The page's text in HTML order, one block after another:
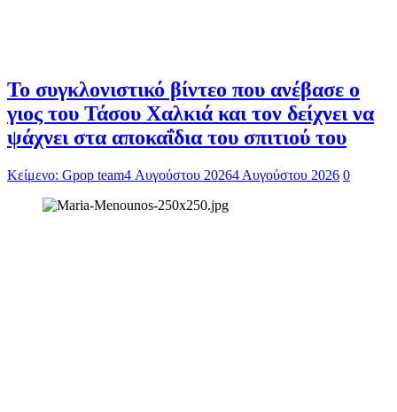
To συγκλονιστικό βίντεο που ανέβασε ο
γιος του Τάσου Χαλκιά και τον δείχνει να
ψάχνει στα αποκαΐδια του σπιτιού του
Κείμενο: Gpop team4 Αυγούστου 20264 Αυγούστου 2026 0